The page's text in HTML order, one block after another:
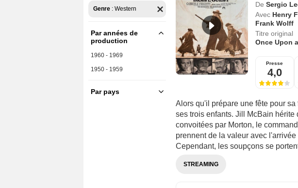
Genre : Western
Par années de
production
1960 - 1969
1950 - 1959
Par pays
De Sergio
Avec Henry
Frank Wolff
Titre original
Once Upon
Presse
4,0
Alors qu'il prépare une fête pour
ses trois enfants. Jill McBain hérite
convoitées par Morton, le
prennent de la valeur avec
Cependant, les soupçons se
STREAMING